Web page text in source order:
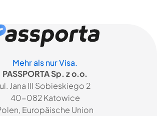
Mehr als nur Visa.
PASSPORTA Sp. z o.o.
ul. Jana III Sobieskiego 2
40-082 Katowice
Europäische Union